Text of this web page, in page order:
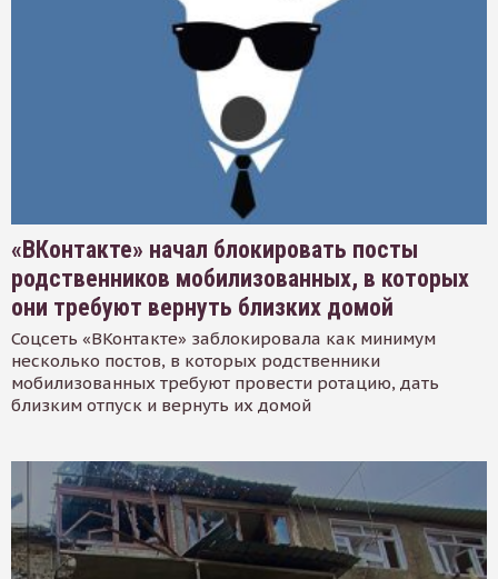
«ВКонтакте» начал блокировать посты
родственников мобилизованных, в которых
они требуют вернуть близких домой
Соцсеть «ВКонтакте» заблокировала как минимум
несколько постов, в которых родственники
мобилизованных требуют провести ротацию, дать
близким отпуск и вернуть их домой